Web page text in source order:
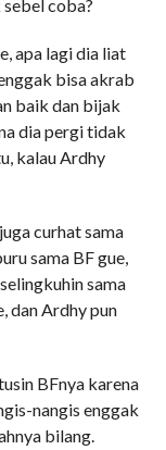
sebel coba?
apa lagi dia liat
bisa akrab
baik dan bijak
dia pergi tidak
kalau Ardhy
curhat sama
sama BF gue,
sama
dan Ardhy pun
BFnya karena
nangis enggak
bilang.